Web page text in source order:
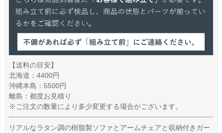
【送料の目安】
北海道：4400円
沖縄本島：5500円
離島：都度お見積り
※ご注文の数量により多少変更する場合がございます。
リアルなラタン調の樹脂製ソファとアームチェアと収納付きガー